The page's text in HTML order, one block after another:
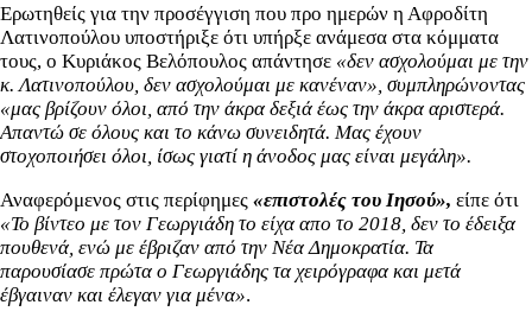
Ερωτηθείς για την προσέγγιση που προ ημερών η Αφροδίτη
Λατινοπούλου υποστήριξε ότι υπήρξε ανάμεσα στα κόμματα
τους, ο Κυριάκος Βελόπουλος απάντησε «δεν ασχολούμαι με την
κ. Λατινοπούλου, δεν ασχολούμαι με κανέναν», συμπληρώνοντας
«μας βρίζουν όλοι, από την άκρα δεξιά έως την άκρα αριστερά.
Απαντώ σε όλους και το κάνω συνειδητά. Μας έχουν
στοχοποιήσει όλοι, ίσως γιατί η άνοδος μας είναι μεγάλη».
Αναφερόμενος στις περίφημες «επιστολές του Ιησού», είπε ότι
«Το βίντεο με τον Γεωργιάδη το είχα απο το 2018, δεν το έδειξα
πουθενά, ενώ με έβριζαν από την Νέα Δημοκρατία. Τα
παρουσίασε πρώτα ο Γεωργιάδης τα χειρόγραφα και μετά
έβγαιναν και έλεγαν για μένα».